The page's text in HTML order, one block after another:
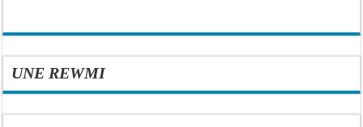
UNE REWMI